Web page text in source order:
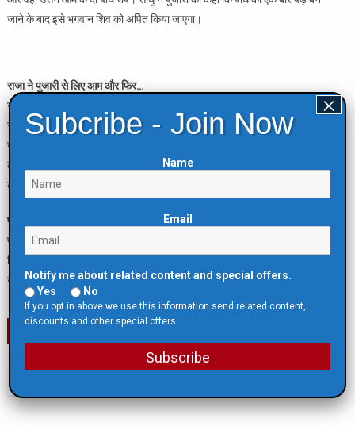
जाने के बाद इसे भगवान शिव को अर्पित किया जाएगा।
राजा ने पुजारी से लिए आम और फिर…
जब पेड़ पर फल लगने लगे, तो पुजारी ने साधु के कहे अनुसार पहले तो इसे भगवान शिव को
समर्पित किया। बाद में बनारस के राजा ने भी पुजारी से आम लिए। हालांकि, पहले साधु ने
उस पेड़ के फलों को किसी के भी साथ शेयर करने से साफ मना किया था। परिणामस्वरूप
लंगड़ा आम पूरे बनारस में प्रसिद्ध हो गया। मंदिर का आम राजा को मिलने के बाद इसकी
लोकप्रियता बढ़ गई।
पुजारी के कारण पड़ा ये नाम
पुजारी की विकलांगता के कारण लोग इसे लंगड़ा कहकर बुलाने लगे। तब से आम की इस
किस्म को लंगड़ा आम ही कहा जाता है। भारत में लंगड़ा आम मुख्य रूप से उत्तर प्रदेश में
उगाया जाता है।
Post
navigation
Subcribe - Join Now
Name
Email
Notify me about related content and special offers.
Yes
No
If you opt in above we use this information send related content,
discounts and other special offers.
Subscribe
×